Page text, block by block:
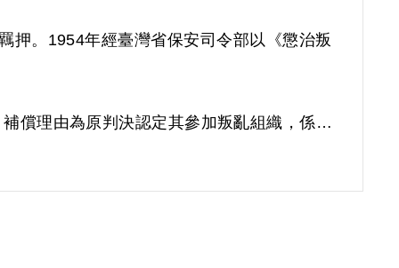
押。1954年經臺灣省保安司令部以《懲治叛
償理由為原判決認定其參加叛亂組織，係以
。